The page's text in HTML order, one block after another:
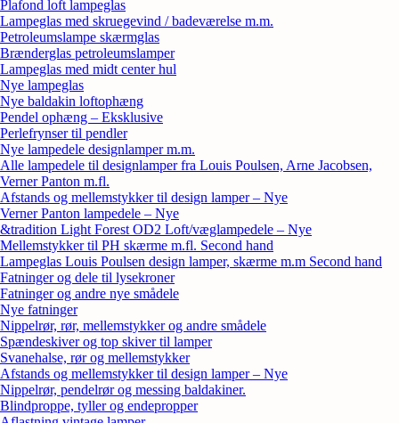
Plafond loft lampeglas
Lampeglas med skruegevind / badeværelse m.m.
Petroleumslampe skærmglas
Brænderglas petroleumslamper
Lampeglas med midt center hul
Nye lampeglas
Nye baldakin loftophæng
Pendel ophæng – Eksklusive
Perlefrynser til pendler
Nye lampedele designlamper m.m.
Alle lampedele til designlamper fra Louis Poulsen, Arne Jacobsen,
Verner Panton m.fl.
Afstands og mellemstykker til design lamper – Nye
Verner Panton lampedele – Nye
&tradition Light Forest OD2 Loft/væglampedele – Nye
Mellemstykker til PH skærme m.fl. Second hand
Lampeglas Louis Poulsen design lamper, skærme m.m Second hand
Fatninger og dele til lysekroner
Fatninger og andre nye smådele
Nye fatninger
Nippelrør, rør, mellemstykker og andre smådele
Spændeskiver og top skiver til lamper
Svanehalse, rør og mellemstykker
Afstands og mellemstykker til design lamper – Nye
Nippelrør, pendelrør og messing baldakiner.
Blindproppe, tyller og endepropper